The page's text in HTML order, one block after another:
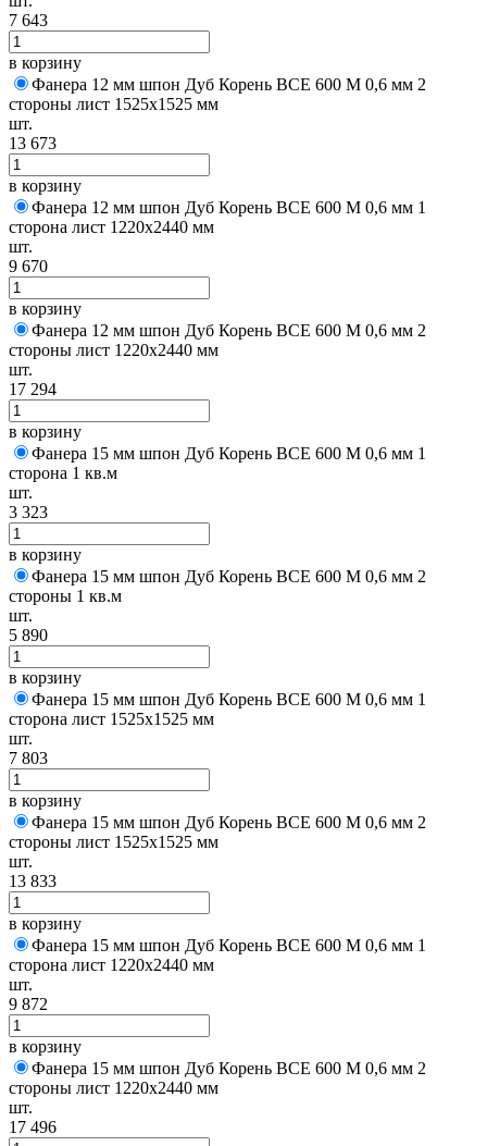
7 643
в корзину
Фанера 12 мм шпон Дуб Корень BCE 600 M 0,6 мм 2
стороны лист 1525х1525 мм
шт.
13 673
в корзину
Фанера 12 мм шпон Дуб Корень BCE 600 M 0,6 мм 1
сторона лист 1220х2440 мм
шт.
9 670
в корзину
Фанера 12 мм шпон Дуб Корень BCE 600 M 0,6 мм 2
стороны лист 1220х2440 мм
шт.
17 294
в корзину
Фанера 15 мм шпон Дуб Корень BCE 600 M 0,6 мм 1
сторона 1 кв.м
шт.
3 323
в корзину
Фанера 15 мм шпон Дуб Корень BCE 600 M 0,6 мм 2
стороны 1 кв.м
шт.
5 890
в корзину
Фанера 15 мм шпон Дуб Корень BCE 600 M 0,6 мм 1
сторона лист 1525х1525 мм
шт.
7 803
в корзину
Фанера 15 мм шпон Дуб Корень BCE 600 M 0,6 мм 2
стороны лист 1525х1525 мм
шт.
13 833
в корзину
Фанера 15 мм шпон Дуб Корень BCE 600 M 0,6 мм 1
сторона лист 1220х2440 мм
шт.
9 872
в корзину
Фанера 15 мм шпон Дуб Корень BCE 600 M 0,6 мм 2
стороны лист 1220х2440 мм
шт.
17 496